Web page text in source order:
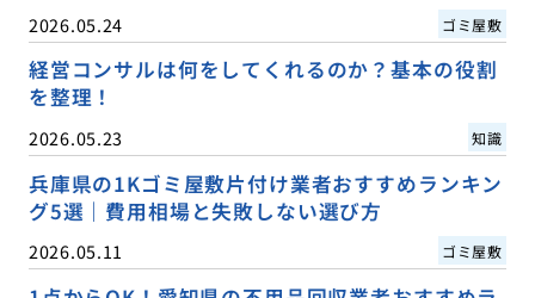
2026.05.24 ゴミ屋敷
経営コンサルは何をしてくれるのか？基本の役割
を整理！
2026.05.23 知識
兵庫県の1Kゴミ屋敷片付け業者おすすめランキン
グ5選｜費用相場と失敗しない選び方
2026.05.11 ゴミ屋敷